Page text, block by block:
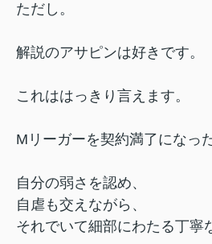
ただし。
解説のアサピンは好きです。
これははっきり言えます。
Mリーガーを契約満了になっ
自分の弱さを認め、
自虐も交えながら、
それでいて細部にわたる丁寧